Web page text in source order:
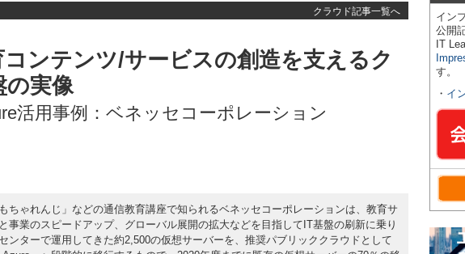
クラウド記事一覧へ
コンテンツ/サービスの創造を支えるク
の実像
活用事例：ベネッセコーポレーション
ちゃれんじ」などの通信教育講座で知られるベネッセコーポレーションは、教育サ
事業のスピードアップ、グローバル展開の拡大などを目指してIT基盤の刷新に乗り
ンターで運用してきた約2,500の仮想サーバーを、推奨パブリッククラウドとして
イン
公開
IT
す。
・ イ